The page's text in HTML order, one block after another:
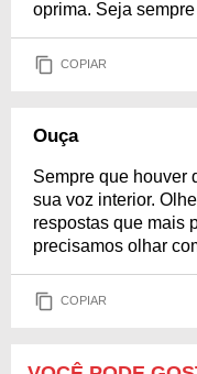
oprima. Seja
COPIAR
Ouça
Sempre que houver
sua voz interior.
respostas que mais
precisamos olhar
COPIAR